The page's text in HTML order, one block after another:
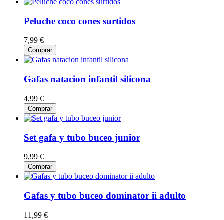
Peluche coco cones surtidos
7,99 €
Comprar
Gafas natacion infantil silicona
4,99 €
Comprar
Set gafa y tubo buceo junior
9,99 €
Comprar
Gafas y tubo buceo dominator ii adulto
11,99 €